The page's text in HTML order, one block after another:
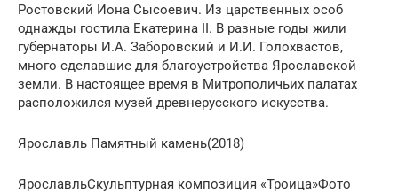
Ростовский Иона Сысоевич. Из царственных особ
однажды гостила Екатерина II. В разные годы жили
губернаторы И.А. Заборовский и И.И. Голохвастов,
много сделавшие для благоустройства Ярославской
земли. В настоящее время в Митрополичьих палатах
расположился музей древнерусского искусства.
Ярославль Памятный камень(2018)
ЯрославльСкульптурная композиция «Троица»Фото